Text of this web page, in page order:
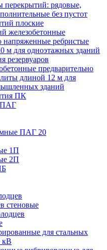
перекрытий: рядовые,
без пустот
плоские
железобетонные
напряженные ребристые
м для одноэтажных зданий
резервуаров
предварительно
длиной 12 м для
зданий
ПК
ПАГ
ПАГ 20
1П
2П
стеновые
для стальных
кВ